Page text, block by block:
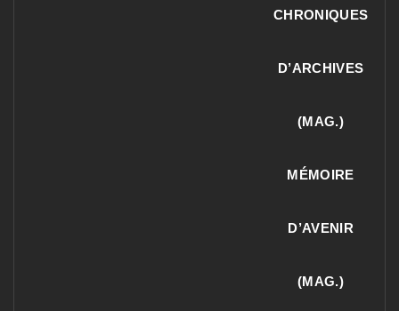
CHRONIQUES
D’ARCHIVES
(MAG.)
MÉMOIRE
D’AVENIR
(MAG.)